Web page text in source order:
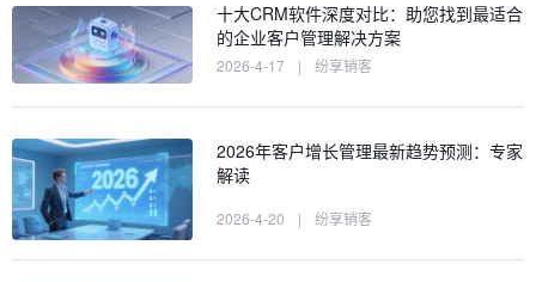
十大CRM软件深度对比：助您找到最适合
的企业客户管理解决方案
2026-4-17 | 纷享销客
2026年客户增长管理最新趋势预测：专家
解读
2026-4-20 | 纷享销客